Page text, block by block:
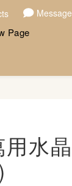
Message
Page
水晶